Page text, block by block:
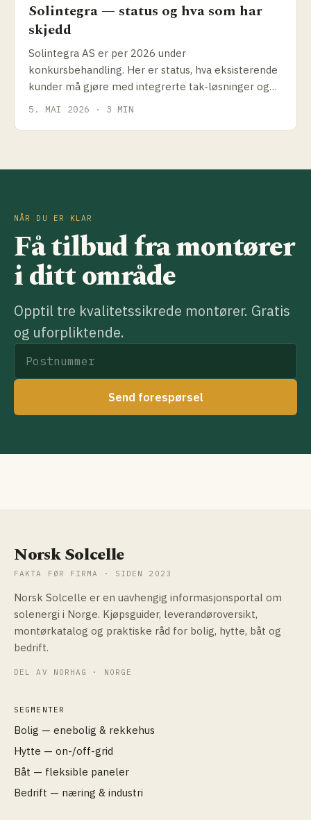
Solintegra — status og hva som har
skjedd
Solintegra AS er per 2026 under
konkursbehandling. Her er status, hva eksisterende
kunder må gjøre med integrerte tak-løsninger og
hvilke alternativer som finnes.
5. MAI 2026 · 3 MIN
NÅR DU ER KLAR
Få tilbud fra montører
i ditt område
Opptil tre kvalitetssikrede montører. Gratis
og uforpliktende.
Send forespørsel
Norsk Solcelle
FAKTA FØR FIRMA · SIDEN 2023
Norsk Solcelle er en uavhengig informasjonsportal om
solenergi i Norge. Kjøpsguider, leverandøroversikt,
montørkatalog og praktiske råd for bolig, hytte, båt og
bedrift.
DEL AV NORHAG · NORGE
SEGMENTER
Bolig — enebolig & rekkehus
Hytte — on-/off-grid
Båt — fleksible paneler
Bedrift — næring & industri